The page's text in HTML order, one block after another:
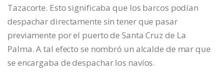
Tazacorte. Esto significaba que los barcos podían
despachar directamente sin tener que pasar
previamente por el puerto de Santa Cruz de La
Palma. A tal efecto se nombró un alcalde de mar que
se encargaba de despachar los navíos.